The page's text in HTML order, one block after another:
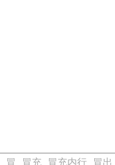
冒 冒充 冒充内行 冒出